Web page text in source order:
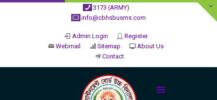
3173 (ARMY)
info@cbhsbusms.com
Admin Login
Register
Webmail
Sitemap
About Us
Contact